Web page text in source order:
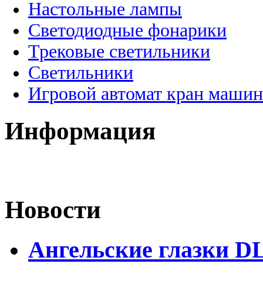
Настольные лампы
Светодиодные фонарики
Трековые светильники
Светильники
Игровой автомат кран
Информация
Новости
Ангельские глазки